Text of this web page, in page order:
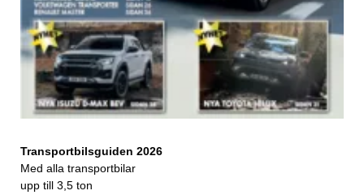
Transportbilsguiden 2026
Med alla transportbilar
upp till 3,5 ton